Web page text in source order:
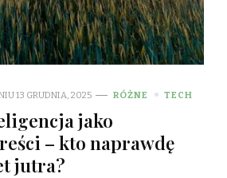
13 GRUDNIA, 2025 RÓŻNE TECH
jako
– kto naprawdę
jutra?